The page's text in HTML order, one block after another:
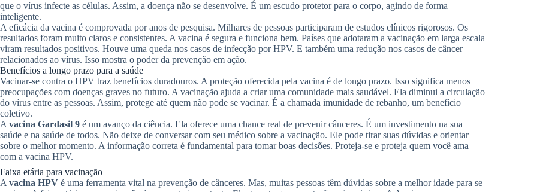
que o vírus infecte as células. Assim, a doença não se desenvolve. É um escudo protetor para o corpo, agindo de forma
inteligente.
A eficácia da vacina é comprovada por anos de pesquisa. Milhares de pessoas participaram de estudos clínicos rigorosos. Os
resultados foram muito claros e consistentes. A vacina é segura e funciona bem. Países que adotaram a vacinação em larga escala
viram resultados positivos. Houve uma queda nos casos de infecção por HPV. E também uma redução nos casos de câncer
relacionados ao vírus. Isso mostra o poder da prevenção em ação.
Benefícios a longo prazo para a saúde
Vacinar-se contra o HPV traz benefícios duradouros. A proteção oferecida pela vacina é de longo prazo. Isso significa menos
preocupações com doenças graves no futuro. A vacinação ajuda a criar uma comunidade mais saudável. Ela diminui a circulação
do vírus entre as pessoas. Assim, protege até quem não pode se vacinar. É a chamada imunidade de rebanho, um benefício
coletivo.
Avacina Gardasil 9 é um avanço da ciência. Ela oferece uma chance real de prevenir cânceres. É um investimento na sua
saúde e na saúde de todos. Não deixe de conversar com seu médico sobre a vacinação. Ele pode tirar suas dúvidas e orientar
sobre o melhor momento. A informação correta é fundamental para tomar boas decisões. Proteja-se e proteja quem você ama
com a vacina HPV.
Faixa etária para vacinação
Avacina HPV é uma ferramenta vital na prevenção de cânceres. Mas, muitas pessoas têm dúvidas sobre a melhor idade para se